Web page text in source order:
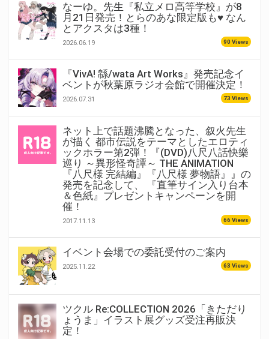
なーゆ。先生『私立メロ高等学校』が8
月21日発売！とらのあな限定版も♥ なん
とアクスタは3種！
2026.06.19 90 Views
『VivA! 緜/wata Art Works』発売記念イ
ベントが秋葉原ラジオ会館で開催決定！
2026.07.31 73 Views
ネット上で話題沸騰となった、叙火先生
が描く 都市伝説をテーマとしたエロティ
ックホラー第2弾！『(DVD)八尺八話快樂
巡り ～異形怪奇譚～ THE ANIMATION
『八尺様 完結編』『八尺様 夢物語』』の
発売を記念して、 『直筆サイン入り台本
＆色紙』プレゼントキャンペーンを開
催！
2017.11.13 66 Views
イベント会場での委託受付のご案内
2025.11.22 63 Views
ツクル Re:COLLECTION 2026「きただり
ょうま」イラスト展グッズ受注再販決
定！